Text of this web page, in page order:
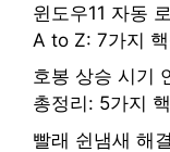
윈도우11 자동
A to Z: 7가지
호봉 상승 시기
총정리: 5가지
빨래 쉰냄새 해